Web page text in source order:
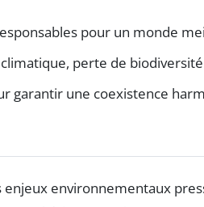
pour un monde
perte de
garantir une coexistence
environnementaux